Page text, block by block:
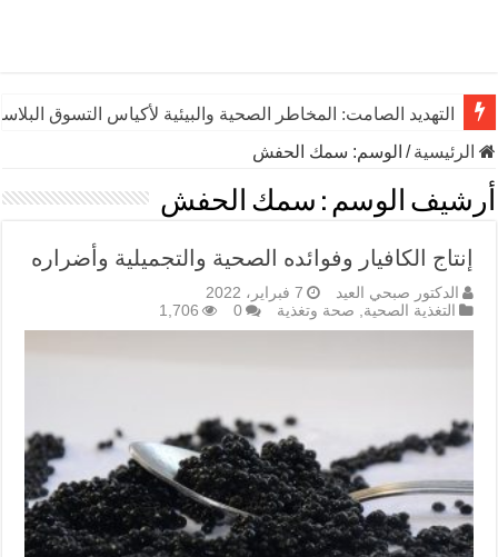
التهديد الصامت: المخاطر الصحية والبيئية لأكياس التسوق
الرئيسية/ الوسم: سمك الحفش
أرشيف الوسم : سمك الحفش
إنتاج الكافيار وفوائده الصحية والتجميلية وأضراره
الدكتور صبحي العيد
7 فبراير، 2022
التغذية الصحية, صحة وتغذية 0
1,706